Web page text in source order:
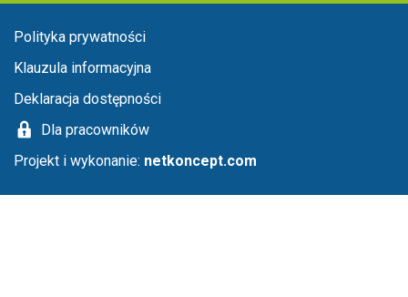
Menu stopka
Polityka prywatności
Klauzula informacyjna
Deklaracja dostępności
Dla pracowników
Projekt i wykonanie: netkoncept.com